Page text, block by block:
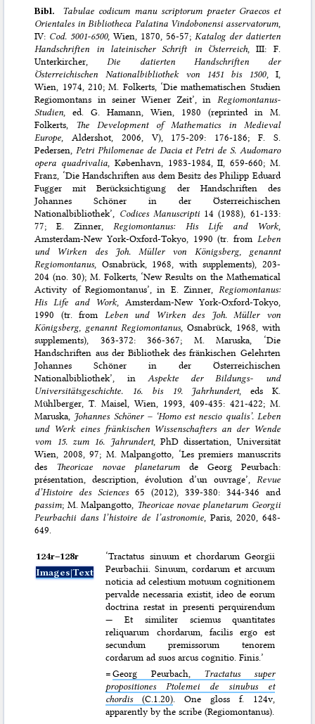
Bibl. Tabulae codicum manu scriptorum praeter Graecos et
Orientales in Bibliotheca Palatina Vindobonensi asservatorum,
IV: Cod. 5001-6500, Wien, 1870, 56-57; Katalog der datierten
Handschriften in lateinischer Schrift in Österreich, III: F.
Unterkircher, Die datierten Handschriften der
Österreichischen Nationalbibliothek von 1451 bis 1500, I,
Wien, 1974, 210; M. Folkerts, ‘Die mathematischen Studien
Regiomontans in seiner Wiener Zeit’, in Regiomontanus-
Studien , ed. G. Hamann, Wien, 1980 (reprinted in M.
Folkerts, The Development of Mathematics in Medieval
Europe , Aldershot, 2006, V), 175-209: 176-186; F. S.
Pedersen, Petri Philomenae de Dacia et Petri de S. Audomaro
opera quadrivalia , København, 1983-1984, II, 659-660; M.
Franz, ‘Die Handschriften aus dem Besitz des Philipp Eduard
Fugger mit Berücksichtigung der Handschriften des
Johannes Schöner in der Österreichischen
Nationalbibliothek’, Codices Manuscripti14 (1988), 61-133:
77; E. Zinner, Regiomontanus: His Life and Work,
Amsterdam-New York-Oxford-Tokyo, 1990 (tr. from Leben
und Wirken des Joh. Müller von Königsberg, genannt
Regiomontanus, Osnabrück, 1968, with supplements), 203-
204 (no. 30); M. Folkerts, ‘New Results on the Mathematical
Activity of Regiomontanus’, in E. Zinner, Regiomontanus:
His Life and Work, Amsterdam-New York-Oxford-Tokyo,
1990 (tr. from Leben und Wirken des Joh. Müller von
Königsberg, genannt Regiomontanus, Osnabrück, 1968, with
supplements), 363-372: 366-367; M. Maruska, ‘Die
Handschriften aus der Bibliothek des fränkischen Gelehrten
Johannes Schöner in der Österreichischen
Nationalbibliothek’, in Aspekte der Bildungs- und
Universitätsgeschichte. 16. bis 19. Jahrhundert, eds K.
Mühlberger, T. Maisel, Wien, 1993, 409-435: 421-422; M.
Maruska, Johannes Schöner – ‘Homo est nescio qualis’. Leben
und Werk eines fränkischen Wissenschafters an der Wende
vom 15. zum 16. Jahrundert, PhD dissertation, Universität
Wien, 2008, 97; M. Malpangotto, ‘Les premiers manuscrits
des Theoricae novae planetarum de Georg Peurbach:
présentation, description, évolution d’un ouvrage’, Revue
d’Histoire des Sciences65 (2012), 339-380: 344-346 and
passim; M. Malpangotto, Theoricae novae planetarum Georgii
Peurbachii dans l’histoire de l’astronomie, Paris, 2020, 648-
649.
124r–⁠128r
Images|Text
‘Tractatus sinuum et chordarum Georgii
Peurbachii. Sinuum, cordarum et arcuum
noticia ad celestium motuum cognitionem
pervalde necessaria existit, ideo de eorum
doctrina restat in presenti perquirendum
— Et similiter sciemus quantitates
reliquarum chordarum, facilis ergo est
secundum premissorum tenorem
cordarum ad suos arcus cognitio. Finis.’
=Georg Peurbach, Tractatus super
propositiones Ptolemei de sinubus et
chordis(C.1.20). One gloss f. 124v,
apparently by the scribe (Regiomontanus).